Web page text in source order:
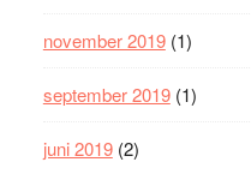
november 2019(1)
september 2019(1)
juni 2019(2)